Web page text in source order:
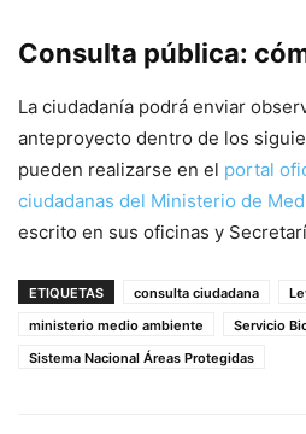
Consulta pública:
La ciudadanía podrá enviar
anteproyecto dentro de los
pueden realizarse en el portal
ciudadanas del Ministerio de
escrito en sus oficinas y
ETIQUETAS consulta ciudadana
ministerio medio ambiente
Servicio
Sistema Nacional Áreas Protegidas